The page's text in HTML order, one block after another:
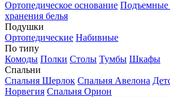
Ортопедическое основание Подъемные
хранения белья
Подушки
Ортопедические Набивные
По типу
Комоды Полки Столы Тумбы Шкафы
Спальни
Спальня Шерлок Спальня Авелона
Норвегия Спальня Орион